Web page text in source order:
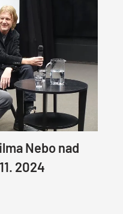
Nebo nad
2024